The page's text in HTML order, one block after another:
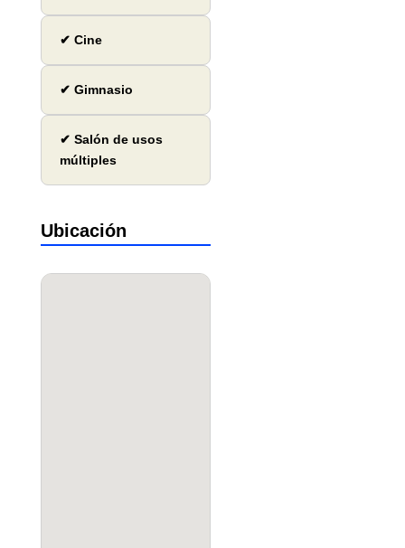
✔ Cine
✔ Gimnasio
✔ Salón de usos
múltiples
Ubicación